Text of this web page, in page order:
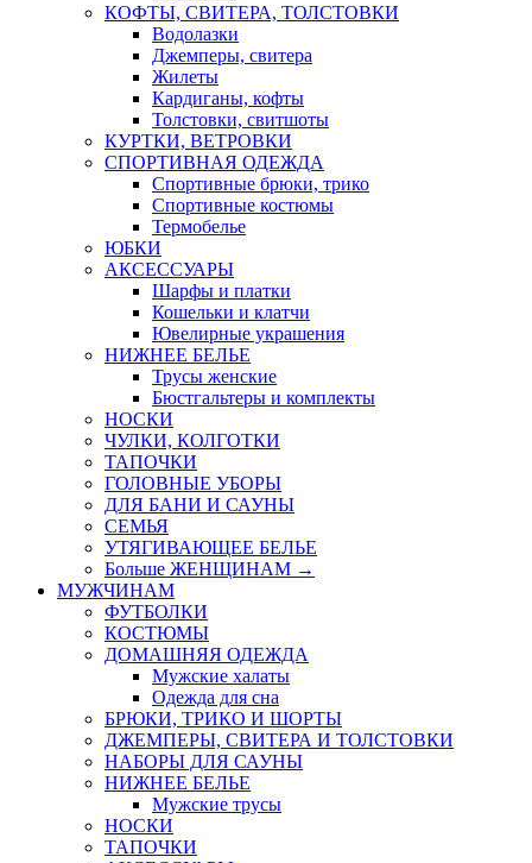
КОФТЫ, СВИТЕРА, ТОЛСТОВКИ
Водолазки
Джемперы, свитера
Жилеты
Кардиганы, кофты
Толстовки, свитшоты
КУРТКИ, ВЕТРОВКИ
СПОРТИВНАЯ ОДЕЖДА
Спортивные брюки, трико
Спортивные костюмы
Термобелье
ЮБКИ
AКСЕССУАРЫ
Шарфы и платки
Кошельки и клатчи
Ювелирные украшения
НИЖНЕЕ БЕЛЬЕ
Трусы женские
Бюстгальтеры и комплекты
НОСКИ
ЧУЛКИ, КОЛГОТКИ
ТАПОЧКИ
ГОЛОВНЫЕ УБОРЫ
ДЛЯ БАНИ И САУНЫ
СЕМЬЯ
УТЯГИВАЮЩЕЕ БЕЛЬЕ
Больше ЖЕНЩИНАМ →
МУЖЧИНАМ
ФУТБОЛКИ
КОСТЮМЫ
ДОМАШНЯЯ ОДЕЖДА
Мужские халаты
Одежда для сна
БРЮКИ, ТРИКО И ШОРТЫ
ДЖЕМПЕРЫ, СВИТЕРА И ТОЛСТОВКИ
НАБОРЫ ДЛЯ САУНЫ
НИЖНЕЕ БЕЛЬЕ
Мужские трусы
НОСКИ
ТАПОЧКИ